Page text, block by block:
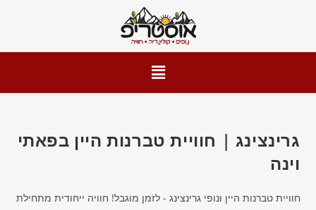
גרינצינג | חוויית טברנות היין בפאתי
וינה
חוויית טברנות היין ונופי גרינצינג - לזמן מוגבל! חוויה ייחודית מתחילת